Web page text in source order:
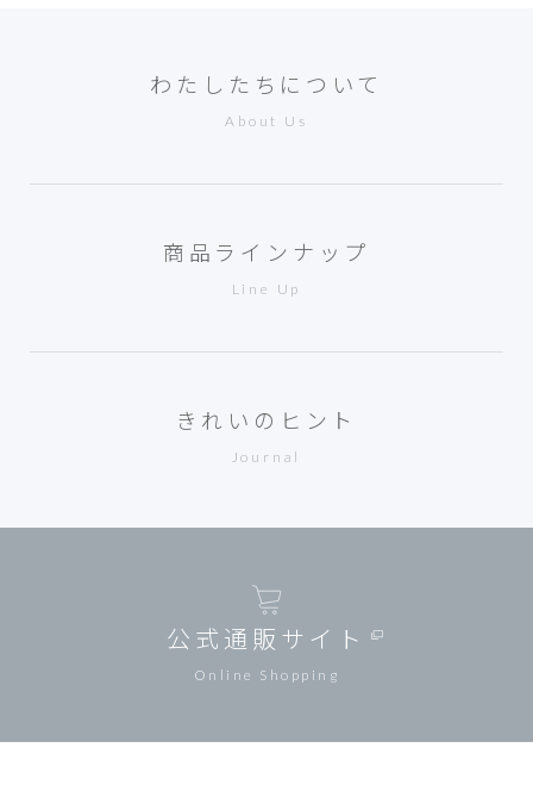
わたしたちについて
About Us
商品ラインナップ
Line Up
きれいのヒント
Journal
公式通販サイト
Online Shopping